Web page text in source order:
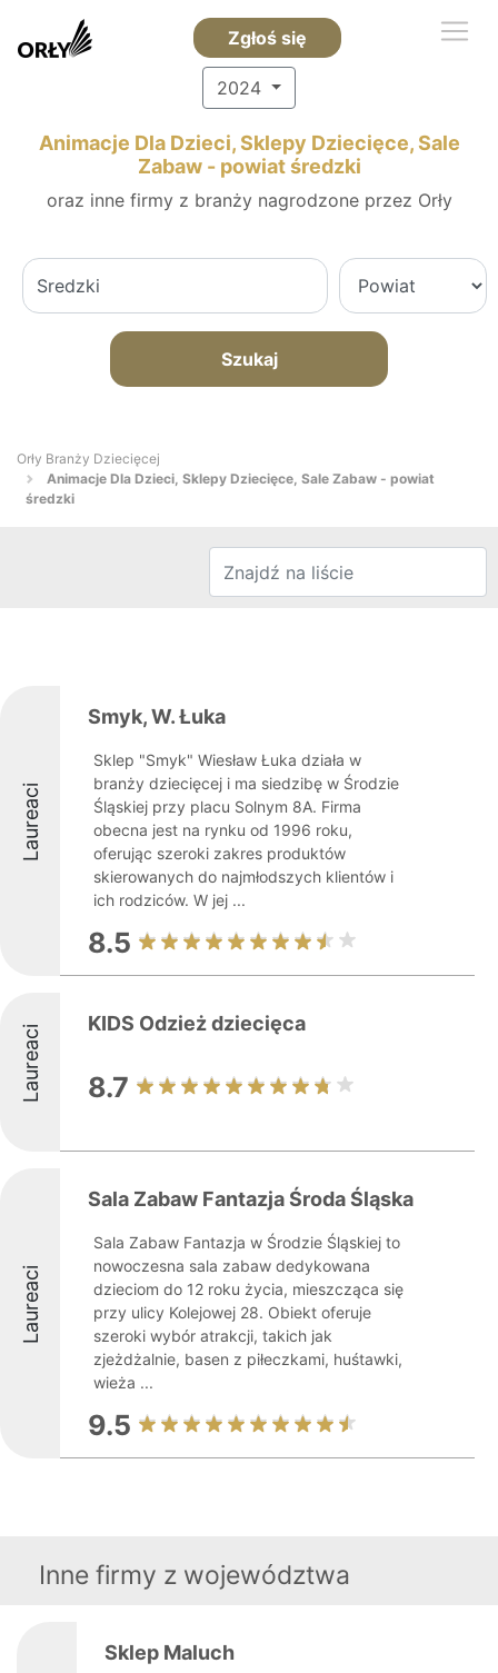
Zgłoś się
2024
Animacje Dla Dzieci, Sklepy Dziecięce, Sale
Zabaw - powiat średzki
oraz inne firmy z branży nagrodzone przez Orły
Szukaj
Orły Branży Dziecięcej
Animacje Dla Dzieci, Sklepy Dziecięce, Sale Zabaw - powiat
średzki
Laureaci
Smyk, W. Łuka
Sklep "Smyk" Wiesław Łuka działa w
branży dziecięcej i ma siedzibę w Środzie
Śląskiej przy placu Solnym 8A. Firma
obecna jest na rynku od 1996 roku,
oferując szeroki zakres produktów
skierowanych do najmłodszych klientów i
ich rodziców. W jej ...
8.5
Laureaci KIDS Odzież dziecięca
8.7
Laureaci
Sala Zabaw Fantazja Środa Śląska
Sala Zabaw Fantazja w Środzie Śląskiej to
nowoczesna sala zabaw dedykowana
dzieciom do 12 roku życia, mieszcząca się
przy ulicy Kolejowej 28. Obiekt oferuje
szeroki wybór atrakcji, takich jak
zjeżdżalnie, basen z piłeczkami, huśtawki,
wieża ...
9.5
Inne firmy z województwa
Sklep Maluch